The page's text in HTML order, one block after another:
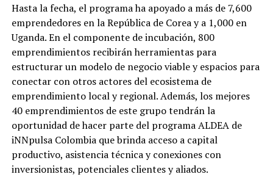
Hasta la fecha, el programa ha apoyado a más de 7,600
emprendedores en la República de Corea y a 1,000 en
Uganda. En el componente de incubación, 800
emprendimientos recibirán herramientas para
estructurar un modelo de negocio viable y espacios para
conectar con otros actores del ecosistema de
emprendimiento local y regional. Además, los mejores
40 emprendimientos de este grupo tendrán la
oportunidad de hacer parte del programa ALDEA de
iNNpulsa Colombia que brinda acceso a capital
productivo, asistencia técnica y conexiones con
inversionistas, potenciales clientes y aliados.